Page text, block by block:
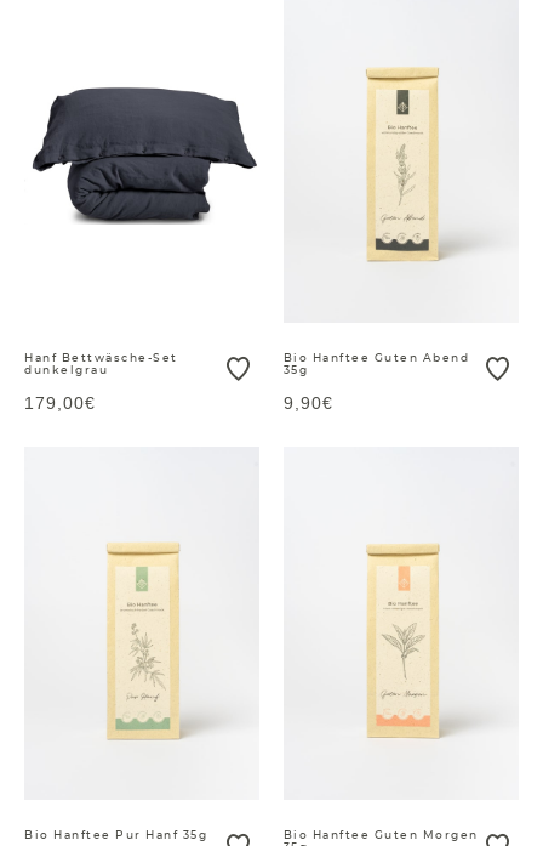
Hanf Bettwäsche-Set
dunkelgrau
179,00€
Bio Hanftee Guten Abend
35g
9,90€
Bio Hanftee Pur Hanf 35g
Bio Hanftee Guten Morgen